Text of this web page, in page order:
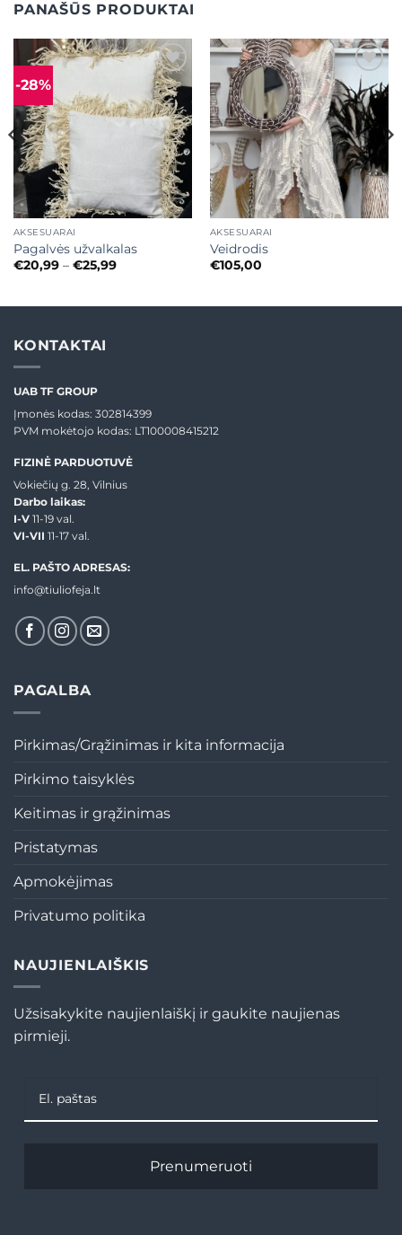
PANAŠŪS PRODUKTAI
-28% Mėgstamiausias
AKSESUARAI
Pagalvės užvalkalas
€20,99 – €25,99Price
€25,99
Mėgstamiausias
AKSESUARAI
Veidrodis
€105,00
KONTAKTAI
UAB TF GROUP
Įmonės kodas: 302814399
PVM mokėtojo kodas: LT100008415212
FIZINĖ PARDUOTUVĖ
Vokiečių g. 28, Vilnius
Darbo laikas:
I-V 11-19 val.
VI-VII 11-17 val.
EL. PAŠTO ADRESAS:
info@tiuliofeja.lt
PAGALBA
Pirkimas/Grąžinimas ir kita informacija
Pirkimo taisyklės
Keitimas ir grąžinimas
Pristatymas
Apmokėjimas
Privatumo politika
NAUJIENLAIŠKIS
Užsisakykite naujienlaiškį ir gaukite naujienas
pirmieji.
Prenumeruoti